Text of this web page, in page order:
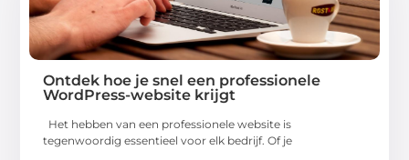
Ontdek hoe je snel een professionele
WordPress-website krijgt
Het hebben van een professionele website is
tegenwoordig essentieel voor elk bedrijf. Of je